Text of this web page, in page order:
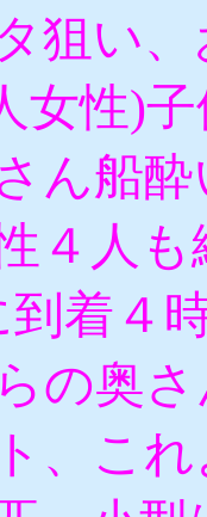
狙い
女性)
ん船
４人も
着４
の奥
、こ